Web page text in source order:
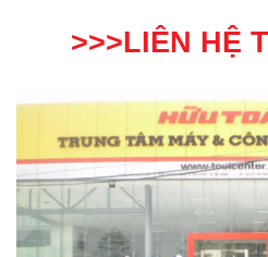
>>>LIÊN HỆ